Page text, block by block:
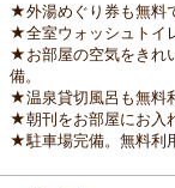
★外湯めぐり券も無料
★全室ウォッシュトイ
★お部屋の空気をきれ
備。
★温泉貸切風呂も無料
★朝刊をお部屋にお入
★駐車場完備。無料利